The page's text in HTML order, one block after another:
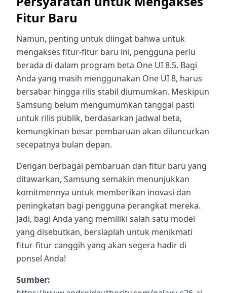
Fitur Baru
Namun, penting untuk diingat bahwa untuk
mengakses fitur-fitur baru ini, pengguna perlu
berada di dalam program beta One UI 8.5. Bagi
Anda yang masih menggunakan One UI 8, harus
bersabar hingga rilis stabil diumumkan. Meskipun
Samsung belum mengumumkan tanggal pasti
untuk rilis publik, berdasarkan jadwal beta,
kemungkinan besar pembaruan akan diluncurkan
secepatnya bulan depan.
Dengan berbagai pembaruan dan fitur baru yang
ditawarkan, Samsung semakin menunjukkan
komitmennya untuk memberikan inovasi dan
peningkatan bagi pengguna perangkat mereka.
Jadi, bagi Anda yang memiliki salah satu model
yang disebutkan, bersiaplah untuk menikmati
fitur-fitur canggih yang akan segera hadir di
ponsel Anda!
Sumber: